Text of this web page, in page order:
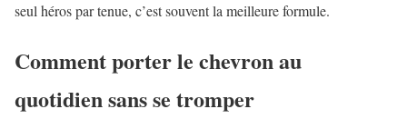
seul héros par tenue, c’est souvent la meilleure formule.
Comment porter le chevron au
quotidien sans se tromper